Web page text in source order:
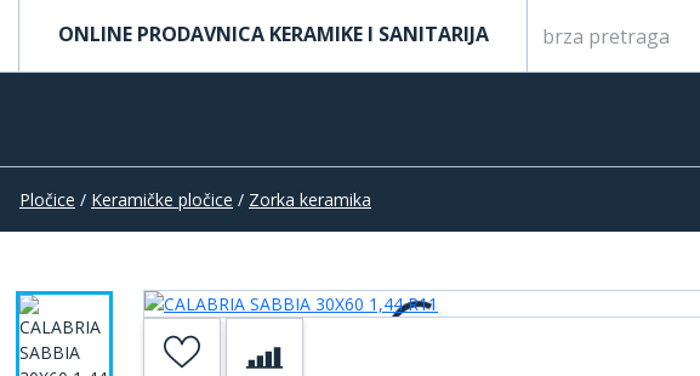
ONLINE PRODAVNICA KERAMIKE I SANITARIJA
Pločice / Keramičke pločice / Zorka keramika